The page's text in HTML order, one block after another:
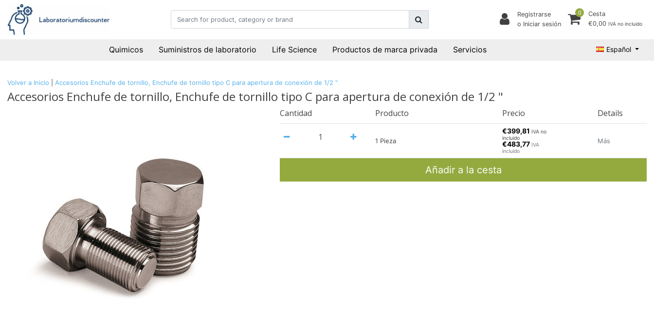
Registrarse
o Iniciar sesión
0
Cesta
€0,00 IVA no incluido
Quimicos Suministros de laboratorio Life Science Productos de marca privada Servicios Español
Volver a Inicio Accesorios Enchufe de tornillo, Enchufe de tornillo tipo C para apertura de conexión de 1/2 "
Accesorios Enchufe de tornillo, Enchufe de tornillo tipo C para apertura de conexión de 1/2 "
Cantidad Producto Precio Details
1 Pieza
€399,81 IVA no
incluido
€483,77 IVA
incluido
Más
Añadir a la cesta